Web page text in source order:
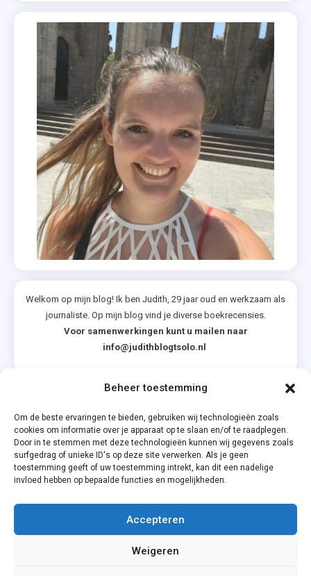
Beheer toestemming
Om de beste ervaringen te bieden, gebruiken wij technologieën zoals
cookies om informatie over je apparaat op te slaan en/of te raadplegen.
Door in te stemmen met deze technologieën kunnen wij gegevens zoals
surfgedrag of unieke ID's op deze site verwerken. Als je geen
toestemming geeft of uw toestemming intrekt, kan dit een nadelige
invloed hebben op bepaalde functies en mogelijkheden.
Accepteren
Weigeren
Welkom op mijn blog! Ik ben Judith, 29 jaar oud en werkzaam als
journaliste. Op mijn blog vind je diverse boekrecensies.
Voor samenwerkingen kunt u mailen naar
info@judithblogtsolo.nl
Privacyverklaring